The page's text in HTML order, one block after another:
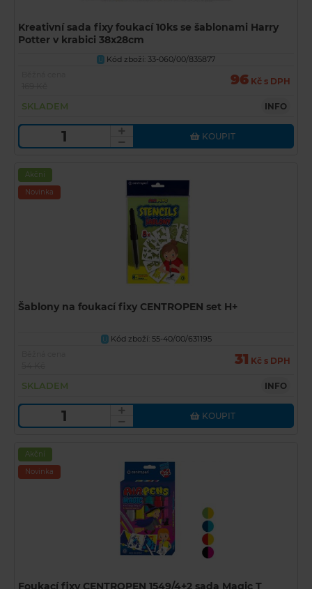
Kreativní sada fixy foukací 10ks se šablonami Harry
Potter v krabici 38x28cm
U
Kód zboží: 33-060/00/835877
96 Kč s DPH
SKLADEM INFO
KOUPIT
Akční
Novinka
Šablony na foukací fixy CENTROPEN set H+
U Kód zboží: 55-40/00/631195
31 Kč s DPH
SKLADEM INFO
KOUPIT
Akční
Novinka
Foukací fixy CENTROPEN 1549/4+2 sada Magic T